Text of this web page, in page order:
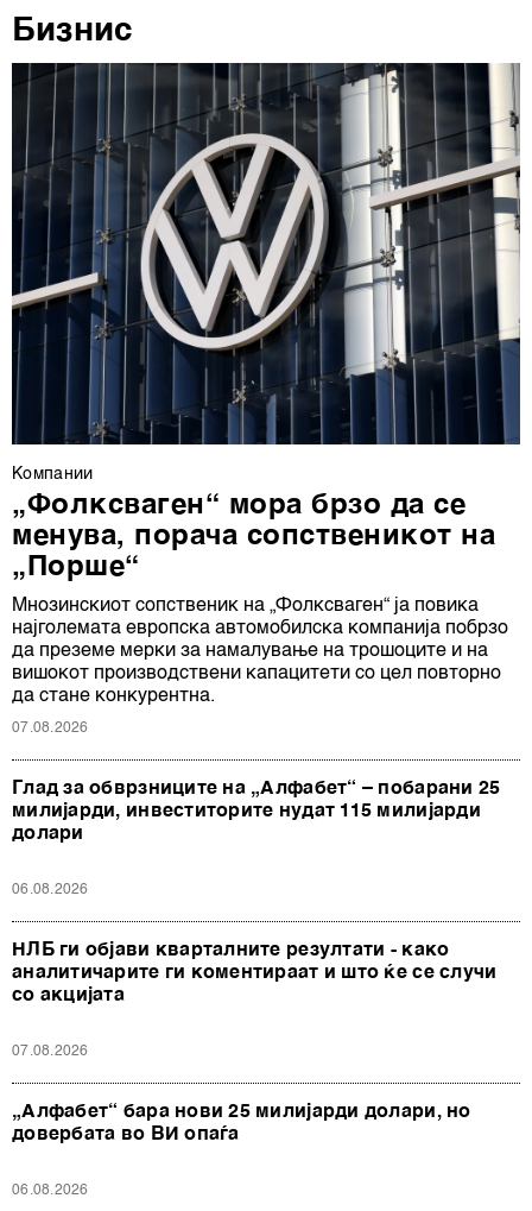
повторно да ги ажурирате со клик на „Прикажи ги
ја повлечете без негативни последици.
Бизнис
Компании
„Фолксваген“ мора брзо да се
менува, порача сопственикот на
„Порше“
Мнозинскиот сопственик на „Фолксваген“ ја повика
најголемата европска автомобилска компанија побрзо
да преземе мерки за намалување на трошоците и на
вишокот производствени капацитети со цел повторно
да стане конкурентна.
07.08.2026
Глад за обврзниците на „Алфабет“ – побарани 25
милијарди, инвеститорите нудат 115 милијарди
долари
06.08.2026
НЛБ ги објави кварталните резултати - како
аналитичарите ги коментираат и што ќе се случи
со акцијата
07.08.2026
„Алфабет“ бара нови 25 милијарди долари, но
довербата во ВИ опаѓа
06.08.2026